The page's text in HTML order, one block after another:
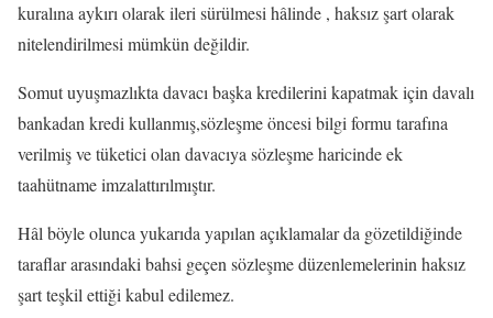
kuralına aykırı olarak ileri sürülmesi hâlinde , haksız şart olarak
nitelendirilmesi mümkün değildir.
Somut uyuşmazlıkta davacı başka kredilerini kapatmak için davalı
bankadan kredi kullanmış,sözleşme öncesi bilgi formu tarafına
verilmiş ve tüketici olan davacıya sözleşme haricinde ek
taahütname imzalattırılmıştır.
Hâl böyle olunca yukarıda yapılan açıklamalar da gözetildiğinde
taraflar arasındaki bahsi geçen sözleşme düzenlemelerinin haksız
şart teşkil ettiği kabul edilemez.